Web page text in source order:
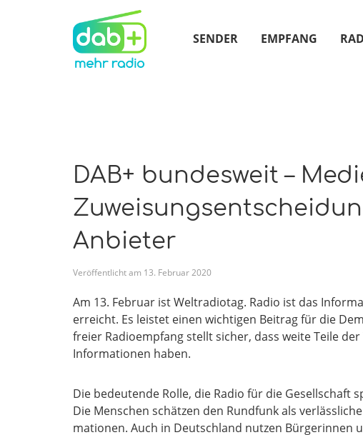
SENDER EMPFANG
DAB+ bundesweit –
Anbieter
Veröffentlicht am 13. Februar2020
Am 13. Febru­ar ist Welt­ra­dio­tag. Radio ist das
erreicht. Es leis­tet einen wich­ti­gen Bei­trag für die
frei­er Radio­emp­fang stellt sicher, dass wei­te Tei­le
Infor­ma­tio­nen haben.
Die bedeu­ten­de Rol­le, die Radio für die Gesell­schaft
Die Men­schen schät­zen den Rund­funk als
ma­tio­nen. Auch in Deutsch­land nut­zen Bür­ge­rin­nen